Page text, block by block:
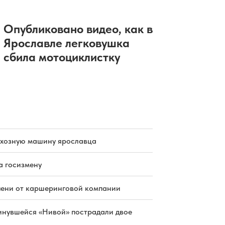
Опубликовано видео, как в
Ярославле легковушка
сбила мотоциклистку
машину ярославца
госизмену
от каршеринговой компании
«Нивой» пострадали двое